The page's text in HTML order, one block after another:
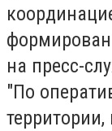
на пресс-
"По